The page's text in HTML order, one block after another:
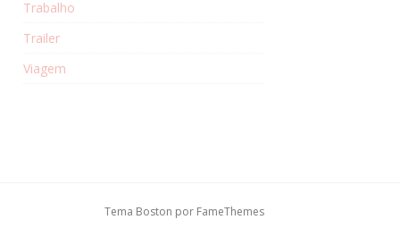
Trabalho
Trailer
Viagem
Tema Boston por FameThemes